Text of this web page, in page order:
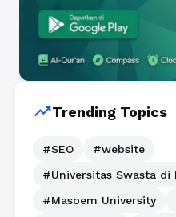
trending_upTrending Topics
#SEO
#website
#Universitas Swasta di
#Masoem University